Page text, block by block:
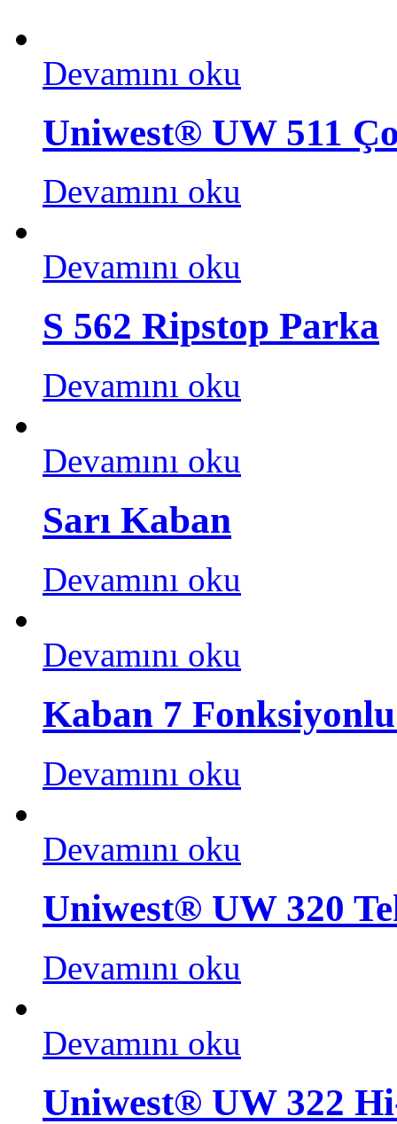
Devamını oku
Uniwest® UW 511
Devamını oku
Devamını oku
S 562 Ripstop Parka
Devamını oku
Devamını oku
Sarı Kaban
Devamını oku
Devamını oku
Kaban 7
Devamını oku
Devamını oku
Uniwest® UW 320
Devamını oku
Devamını oku
Uniwest® UW 322